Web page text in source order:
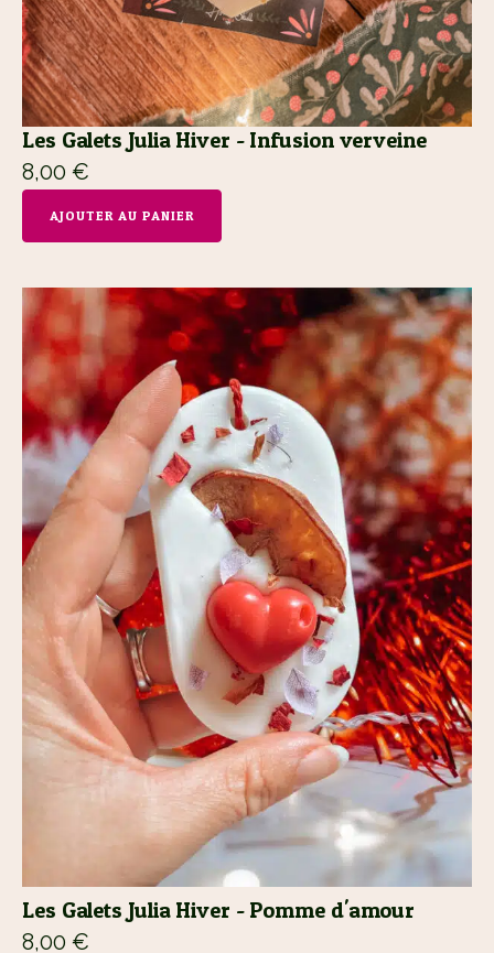
Les Galets Julia Hiver - Infusion verveine
8,00 €
AJOUTER AU PANIER
Les Galets Julia Hiver - Pomme d'amour
8,00 €